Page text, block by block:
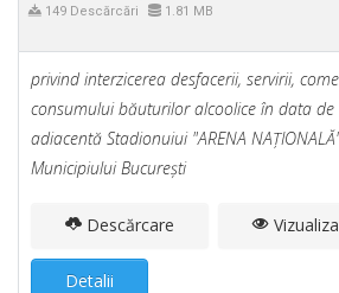
149 Descărcări 1.81 MB
privind interzicerea desfacerii, servirii,
consumului băuturilor alcoolice în data
adiacentă Stadionuiui "ARENA
Municipiului Bucureşti
Descărcare
Detalii